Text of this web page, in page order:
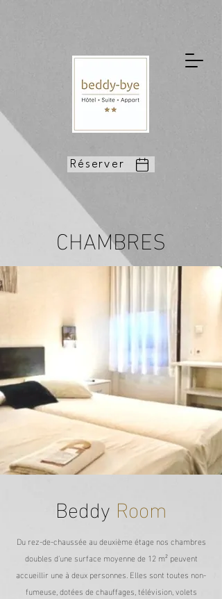
Réserver
CHAMBRES
Beddy Room
Du rez-de-chaussée au deuxième étage nos chambres
doubles d'une surface moyenne de 12 m² peuvent
accueillir une à deux personnes. Elles sont toutes non-
fumeuse, dotées de chauffages, télévision, volets